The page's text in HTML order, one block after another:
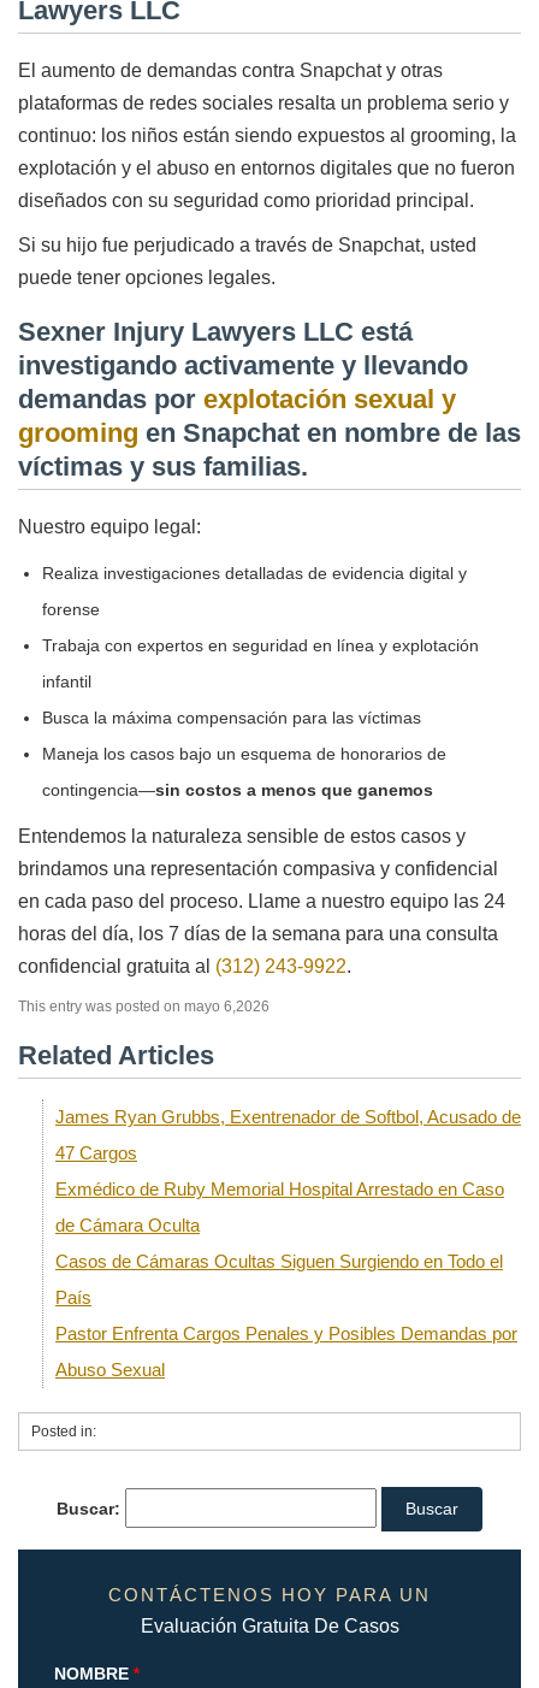
Lawyers LLC
El aumento de demandas contra Snapchat y otras
plataformas de redes sociales resalta un problema serio y
continuo: los niños están siendo expuestos al grooming, la
explotación y el abuso en entornos digitales que no fueron
diseñados con su seguridad como prioridad principal.
Si su hijo fue perjudicado a través de Snapchat, usted
puede tener opciones legales.
Sexner Injury Lawyers LLC está
investigando activamente y llevando
demandas por explotación sexual y
grooming en Snapchat en nombre de las
víctimas y sus familias.
Nuestro equipo legal:
Realiza investigaciones detalladas de evidencia digital y
forense
Trabaja con expertos en seguridad en línea y explotación
infantil
Busca la máxima compensación para las víctimas
Maneja los casos bajo un esquema de honorarios de
contingencia—sin costos a menos que ganemos
Entendemos la naturaleza sensible de estos casos y
brindamos una representación compasiva y confidencial
en cada paso del proceso. Llame a nuestro equipo las 24
horas del día, los 7 días de la semana para una consulta
confidencial gratuita al (312) 243-9922.
This entry was posted on mayo 6,2026
Related Articles
James Ryan Grubbs, Exentrenador de Softbol, Acusado de
47 Cargos
Exmédico de Ruby Memorial Hospital Arrestado en Caso
de Cámara Oculta
Casos de Cámaras Ocultas Siguen Surgiendo en Todo el
País
Pastor Enfrenta Cargos Penales y Posibles Demandas por
Abuso Sexual
Posted in:
Buscar:
CONTÁCTENOS HOY PARA UN
Evaluación Gratuita De Casos
NOMBRE *